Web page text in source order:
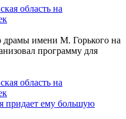
драмы имени М. Горького на
программу для
придает ему большую